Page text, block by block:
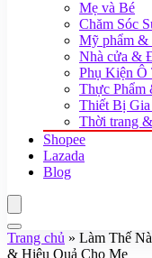
Mẹ và Bé
Chăm Sóc
Mỹ phẩm
Nhà cửa &
Phụ Kiện Ô
Thực Phẩm
Thiết Bị
Thời trang
Shopee
Lazada
Blog
Trang chủ » Làm Thế
& Hiệu Quả Cho Mẹ